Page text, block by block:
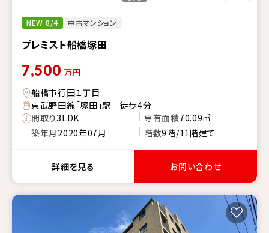
NEW 8/4 中古マンション
プレミスト船橋塚田
7,500 万円
船橋市行田１丁目
東武野田線「塚田」駅 徒歩4分
間取り3LDK 専有面積70.09㎡
築年月 2020年07月 階数9階/11階建て
詳細を見る お問い合わせ